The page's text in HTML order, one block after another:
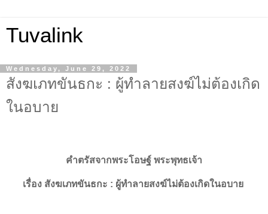
Tuvalink
Wednesday, June 29, 2022
สังฆเภทขันธกะ : ผู้ทำลายสงฆ์ไม่ต้องเกิด
ในอบาย
คำตรัสจากพระโอษฐ์ พระพุทธเจ้า
เรื่อง สังฆเภทขันธกะ : ผู้ทำลายสงฆ์ไม่ต้องเกิดในอบาย